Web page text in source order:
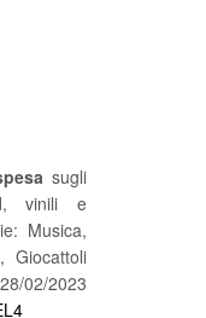
sugli
vinili e
Musica,
Giocattoli
02/2023